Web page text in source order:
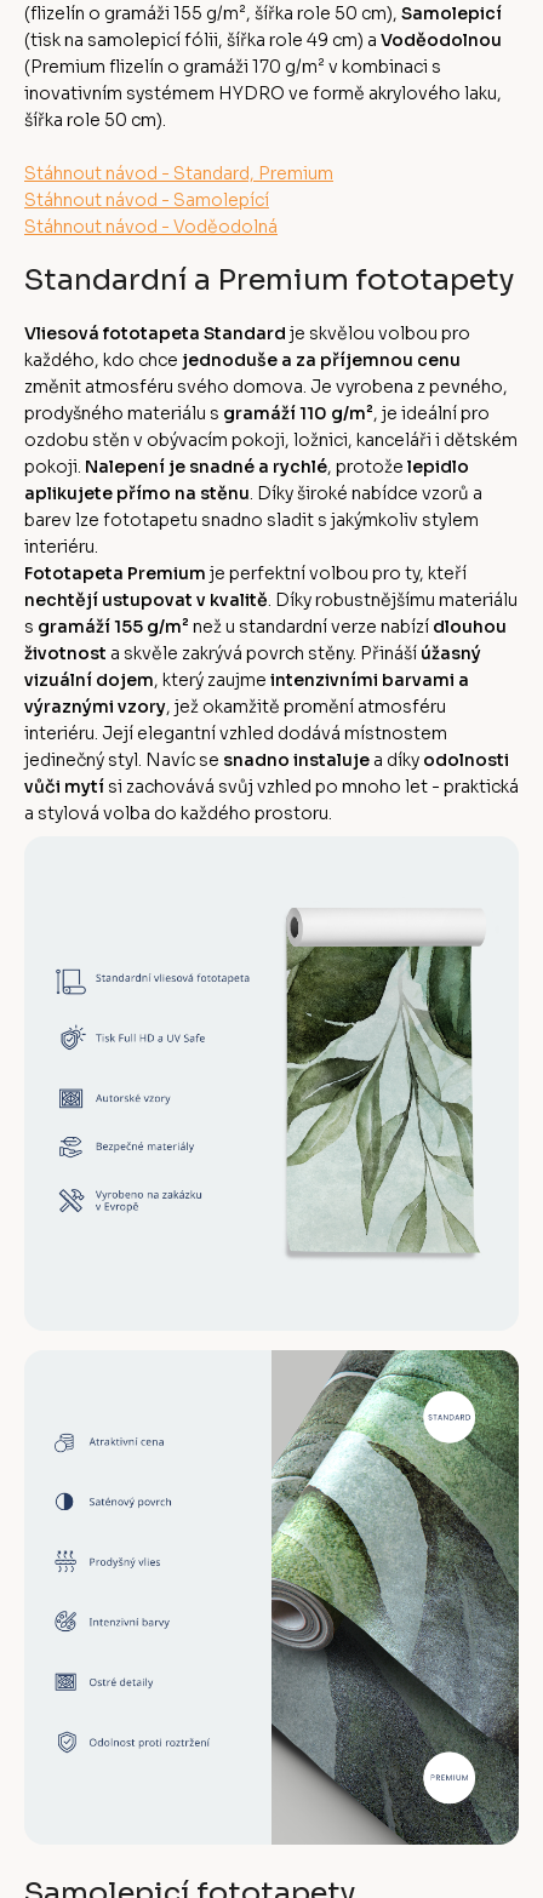
(flizelín o gramáži 155 g/m², šířka role 50 cm), Samolepicí
(tisk na samolepicí fólii, šířka role 49 cm) a Voděodolnou
(Premium flizelín o gramáži 170 g/m² v kombinaci s
inovativním systémem HYDRO ve formě akrylového laku,
šířka role 50 cm).
Stáhnout návod - Standard, Premium
Stáhnout návod - Samolepící
Stáhnout návod - Voděodolná
Standardní a Premium fototapety
Vliesová fototapeta Standard je skvělou volbou pro
každého, kdo chce jednoduše a za příjemnou cenu
změnit atmosféru svého domova. Je vyrobena z pevného,
prodyšného materiálu s gramáží 110 g/m², je ideální pro
ozdobu stěn v obývacím pokoji, ložnici, kanceláři i dětském
pokoji. Nalepení je snadné a rychlé, protože lepidlo
aplikujete přímo na stěnu . Díky široké nabídce vzorů a
barev lze fototapetu snadno sladit s jakýmkoliv stylem
interiéru.
Fototapeta Premium je perfektní volbou pro ty, kteří
nechtějí ustupovat v kvalitě . Díky robustnějšímu materiálu
s gramáží 155 g/m² než u standardní verze nabízí dlouhou
životnost a skvěle zakrývá povrch stěny. Přináší úžasný
vizuální dojem, který zaujme intenzivními barvami a
výraznými vzory, jež okamžitě promění atmosféru
interiéru. Její elegantní vzhled dodává místnostem
jedinečný styl. Navíc se snadno instaluje a díky odolnosti
vůči mytí si zachovává svůj vzhled po mnoho let - praktická
a stylová volba do každého prostoru.